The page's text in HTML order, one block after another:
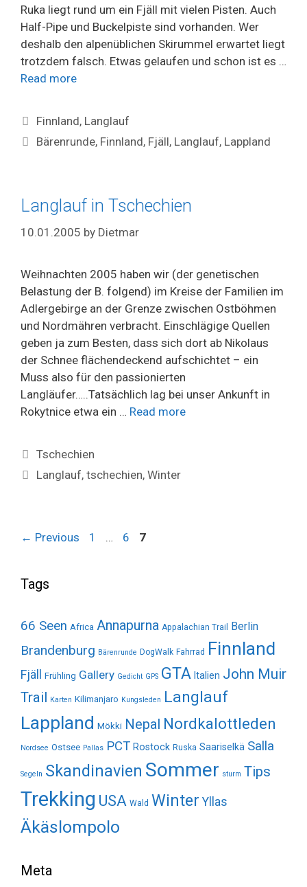
Ruka liegt rund um ein Fjäll mit vielen Pisten. Auch
Half-Pipe und Buckelpiste sind vorhanden. Wer
deshalb den alpenüblichen Skirummel erwartet liegt
trotzdem falsch. Etwas gelaufen und schon ist es …
Read more
Categories
Finnland, Langlauf
Tags
Bärenrunde, Finnland, Fjäll, Langlauf, Lappland
Langlauf in Tschechien
10.01.2005 by Dietmar
Weihnachten 2005 haben wir (der genetischen
Belastung der B. folgend) im Kreise der Familien im
Adlergebirge an der Grenze zwischen Ostböhmen
und Nordmähren verbracht. Einschlägige Quellen
geben ja zum Besten, dass sich dort ab Nikolaus
der Schnee flächendeckend aufschichtet – ein
Muss also für den passionierten
Langläufer…..Tatsächlich lag bei unser Ankunft in
Rokytnice etwa ein … Read more
Categories
Tschechien
Tags
Langlauf,tschechien,Winter
← Previous Page
1 … Page
6 Page
7
Tags
66 Seen Africa Annapurna Appalachian Trail Berlin
Brandenburg Bärenrunde DogWalk Fahrrad Finnland
Fjäll Frühling Gallery Gedicht GPS GTA Italien John Muir
Trail Karten Kilimanjaro Kungsleden Langlauf
Lappland Mökki Nepal Nordkalottleden
Nordsee Ostsee Pallas PCT Rostock Ruska Saariselkä Salla
Segeln Skandinavien Sommer sturm Tips
Trekking USA Wald Winter Yllas
Äkäslompolo
Meta